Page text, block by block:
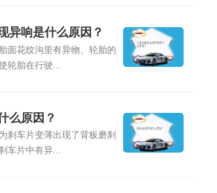
异响是什么原因？
面花纹沟里有异物、轮胎的
轮胎在行驶...
么原因？
刹车片变薄出现了背板磨刹
车片中有异...